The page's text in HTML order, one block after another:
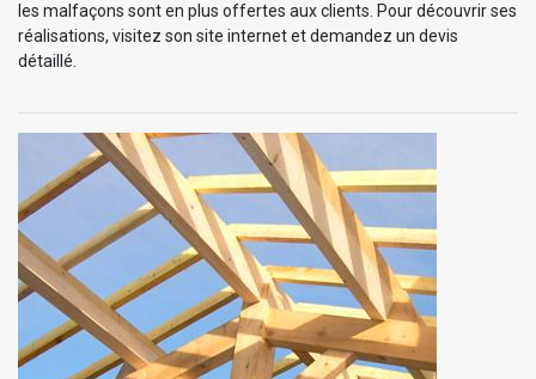
les malfaçons sont en plus offertes aux clients. Pour découvrir ses
réalisations, visitez son site internet et demandez un devis
détaillé.